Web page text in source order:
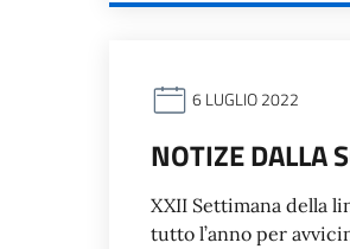
6 LUGLIO 2022
NOTIZE DALLA
XXII Settimana della
tutto l’anno per